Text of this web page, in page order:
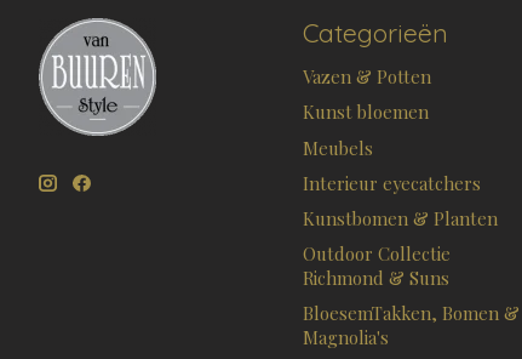
Categorieën
Vazen & Potten
Kunst bloemen
Meubels
Interieur eyecatchers
Kunstbomen & Planten
Outdoor Collectie
Richmond & Suns
BloesemTakken, Bomen &
Magnolia's